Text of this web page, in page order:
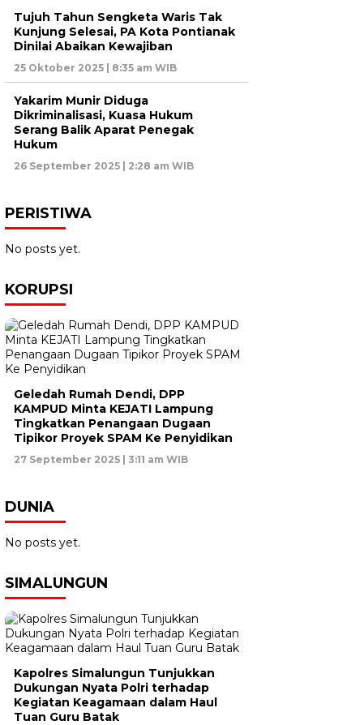
Tujuh Tahun Sengketa Waris Tak
Kunjung Selesai, PA Kota Pontianak
Dinilai Abaikan Kewajiban
25 Oktober 2025 | 8:35 am WIB
Yakarim Munir Diduga
Dikriminalisasi, Kuasa Hukum
Serang Balik Aparat Penegak
Hukum
26 September 2025 | 2:28 am WIB
PERISTIWA
No posts yet.
KORUPSI
Geledah Rumah Dendi, DPP
KAMPUD Minta KEJATI Lampung
Tingkatkan Penangaan Dugaan
Tipikor Proyek SPAM Ke Penyidikan
27 September 2025 | 3:11 am WIB
DUNIA
No posts yet.
SIMALUNGUN
Kapolres Simalungun Tunjukkan
Dukungan Nyata Polri terhadap
Kegiatan Keagamaan dalam Haul
Tuan Guru Batak